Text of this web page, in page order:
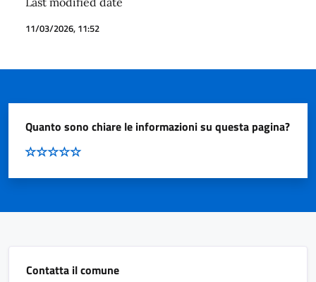
11/03/2026, 11:52
Quanto sono chiare le informazioni su questa pagina?
Contatta il comune